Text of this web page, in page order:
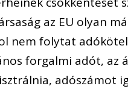
az EU olyan
nem folytat
forgalmi adót, az
adószámot